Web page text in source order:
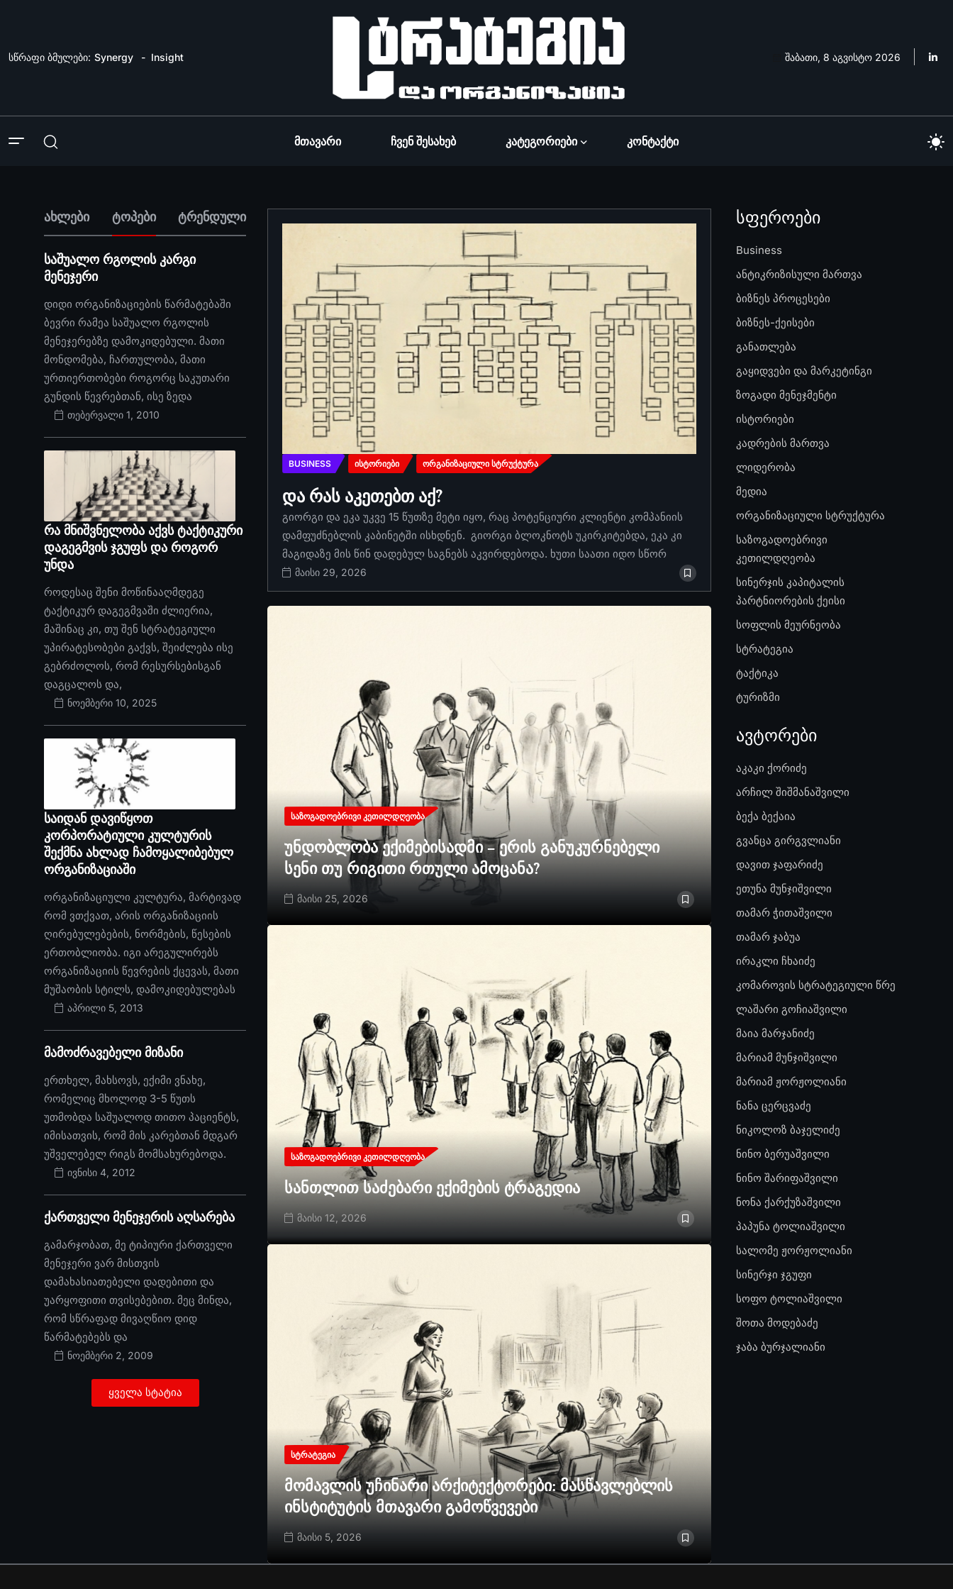
სწრაფი ბმულები: Synergy Insight შაბათი, 8 აგვისტო 2026
Მთავარი Ჩვენ Შესახებ Კატეგორიები Კონტაქტი
ახლები ტოპები ტრენდული
საშუალო რგოლის კარგი
მენეჯერი
დიდი ორგანიზაციების წარმატებაში
ბევრი რამეა საშუალო რგოლის
მენეჯერებზე დამოკიდებული. მათი
მონდომება, ჩართულობა, მათი
ურთიერთობები როგორც საკუთარი
გუნდის წევრებთან, ისე ზედა
თებერვალი 1, 2010
რა მნიშვნელობა აქვს ტაქტიკური
დაგეგმვის ჯგუფს და როგორ
უნდა
როდესაც შენი მოწინააღმდეგე
ტაქტიკურ დაგეგმვაში ძლიერია,
მაშინაც კი, თუ შენ სტრატეგიული
უპირატესობები გაქვს, შეიძლება ისე
გებრძოლოს, რომ რესურსებისგან
დაგცალოს და,
ნოემბერი 10, 2025
საიდან დავიწყოთ
კორპორატიული კულტურის
შექმნა ახლად ჩამოყალიბებულ
ორგანიზაციაში
ორგანიზაციული კულტურა, მარტივად
რომ ვთქვათ, არის ორგანიზაციის
ღირებულებების, ნორმების, წესების
ერთობლიობა. იგი არეგულირებს
ორგანიზაციის წევრების ქცევას, მათი
მუშაობის სტილს, დამოკიდებულებას
აპრილი 5, 2013
მამოძრავებელი მიზანი
ერთხელ, მახსოვს, ექიმი ვნახე,
რომელიც მხოლოდ 3-5 წუთს
უთმობდა საშუალოდ თითო პაციენტს,
იმისათვის, რომ მის კარებთან მდგარ
უშველებელ რიგს მომსახურებოდა.
ივნისი 4, 2012
ქართველი მენეჯერის აღსარება
გამარჯობათ, მე ტიპიური ქართველი
მენეჯერი ვარ მისთვის
დამახასიათებელი დადებითი და
უარყოფითი თვისებებით. მეც მინდა,
რომ სწრაფად მივაღწიო დიდ
წარმატებებს და
ნოემბერი 2, 2009
ყველა სტატია
BUSINESS ᲘᲡᲢᲝᲠᲘᲔᲑᲘ ᲝᲠᲒᲐᲜᲘᲖᲐᲪᲘᲣᲚᲘ ᲡᲢᲠᲣᲥᲢᲣᲠᲐ
და რას აკეთებთ აქ?
გიორგი და ეკა უკვე 15 წუთზე მეტი იყო, რაც პოტენციური კლიენტი კომპანიის
დამფუძნებლის კაბინეტში ისხდნენ. გიორგი ბლოკნოტს უკირკიტებდა, ეკა კი
მაგიდაზე მის წინ დადებულ საგნებს აკვირდებოდა. ხუთი საათი იდო სწორ
მაისი 29, 2026
ᲡᲐᲖᲝᲒᲐᲓᲝᲔᲑᲠᲘᲕᲘ ᲙᲔᲗᲘᲚᲓᲦᲔᲝᲑᲐ
უნდობლობა ექიმებისადმი – ერის განუკურნებელი
სენი თუ რიგითი რთული ამოცანა?
მაისი 25, 2026
ᲡᲐᲖᲝᲒᲐᲓᲝᲔᲑᲠᲘᲕᲘ ᲙᲔᲗᲘᲚᲓᲦᲔᲝᲑᲐ
სანთლით საძებარი ექიმების ტრაგედია
მაისი 12, 2026
ᲡᲢᲠᲐᲢᲔᲒᲘᲐ
მომავლის უჩინარი არქიტექტორები: მასწავლებლის
ინსტიტუტის მთავარი გამოწვევები
მაისი 5, 2026
სფეროები
Business
ანტიკრიზისული მართვა
ბიზნეს პროცესები
ბიზნეს-ქეისები
განათლება
გაყიდვები და მარკეტინგი
ზოგადი მენეჯმენტი
ისტორიები
კადრების მართვა
ლიდერობა
მედია
ორგანიზაციული სტრუქტურა
საზოგადოებრივი
კეთილდღეობა
სინერჯის კაპიტალის
პარტნიორების ქეისი
სოფლის მეურნეობა
სტრატეგია
ტაქტიკა
ტურიზმი
ავტორები
აკაკი ქორიძე
არჩილ შიშმანაშვილი
ბექა ბექაია
გვანცა გირგვლიანი
დავით ჯაფარიძე
ეთუნა მუნჯიშვილი
თამარ ჭითაშვილი
თამარ ჯაბუა
ირაკლი ჩხაიძე
კომაროვის სტრატეგიული წრე
ლაშარი გოჩიაშვილი
მაია მარჯანიძე
მარიამ მუნჯიშვილი
მარიამ ჟორჟოლიანი
ნანა ცერცვაძე
ნიკოლოზ ბაჯელიძე
ნინო ბერუაშვილი
ნინო შარიფაშვილი
ნონა ქარქუზაშვილი
პაპუნა ტოლიაშვილი
სალომე ჟორჟოლიანი
სინერჯი ჯგუფი
სოფო ტოლიაშვილი
შოთა მოდებაძე
ჯაბა ბურჯალიანი